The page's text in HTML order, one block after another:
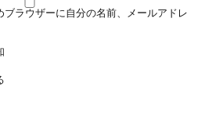
ラウザーに自分の名前、メールアドレ